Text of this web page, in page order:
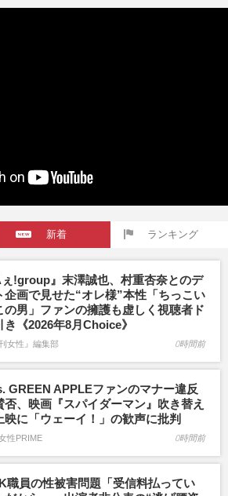
新着 ランキング
ぇ!group』末澤誠也、村重杏奈とのデ
企画で見せた“オレ様”本性「ちっこい
の男」ファンの擁護も虚しく視聴者ド
き《2026年8月Choice》
刊女性』編集部 0時間前
GREEN APPLEファンのマナー違反
否、映画『スパイダーマン』吹き替え
映に「ウェーイ！」の歓声に批判
性PRIME 0時間前
職員の性被害問題「受信料払ってい